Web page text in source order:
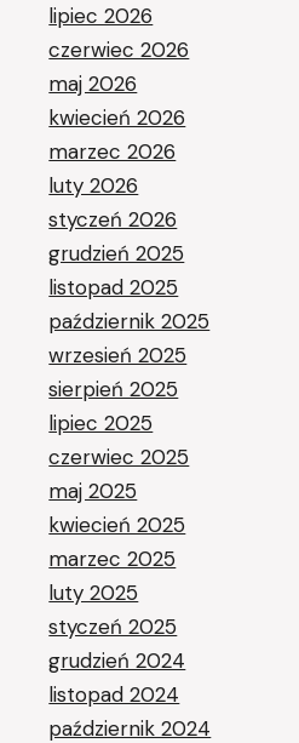
lipiec 2026
czerwiec 2026
maj 2026
kwiecień 2026
marzec 2026
luty 2026
styczeń 2026
grudzień 2025
listopad 2025
październik 2025
wrzesień 2025
sierpień 2025
lipiec 2025
czerwiec 2025
maj 2025
kwiecień 2025
marzec 2025
luty 2025
styczeń 2025
grudzień 2024
listopad 2024
październik 2024